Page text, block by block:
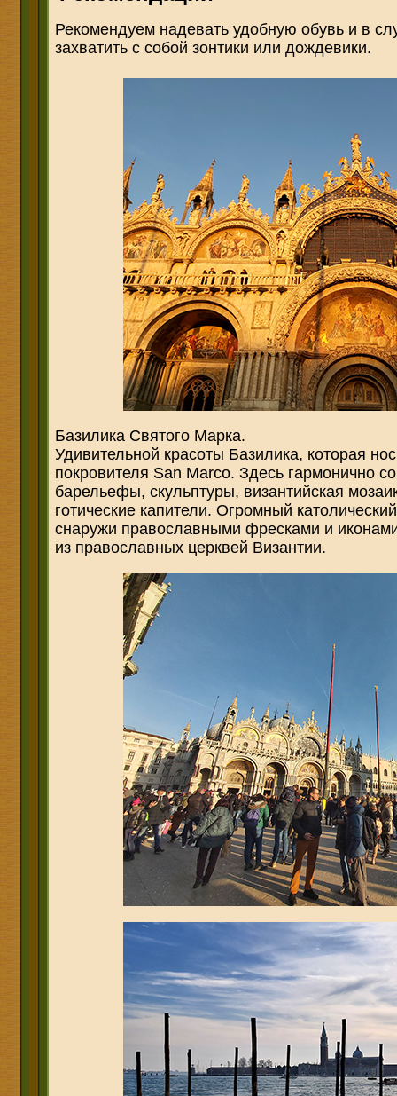
Рекомендуем надевать удобную обувь и в
захватить с собой зонтики или дождевики.
Базилика Святого Марка.
Удивительной красоты Базилика, которая
покровителя San Marco. Здесь гармонично
барельефы, скульптуры, византийская
готические капители. Огромный
снаружи православными фресками и
из православных церквей Византии.